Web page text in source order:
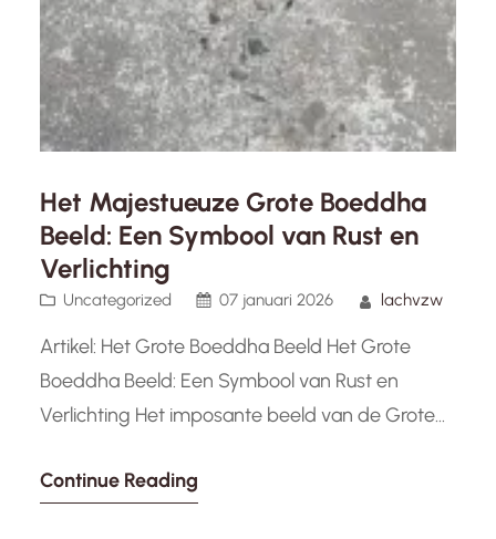
Het Majestueuze Grote Boeddha
Beeld: Een Symbool van Rust en
Verlichting
Uncategorized 07 januari 2026 lachvzw
Artikel: Het Grote Boeddha Beeld Het Grote
Boeddha Beeld: Een Symbool van Rust en
Verlichting Het imposante beeld van de Grote
wereldwijd bekend staat om zijn rustgevende
Continue Reading